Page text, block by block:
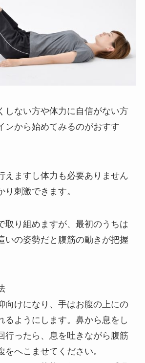
しない方や体力に自信がない方
ンから始めてみるのがおすす
えますし体力も必要ありません
刺激できます。
取り組めますが、最初のうちは
いの姿勢だと腹筋の動きが把握
向けになり、手はお腹の上にの
るようにします。鼻から息をし
行ったら、息を吐きながら腹筋
をへこませてください。